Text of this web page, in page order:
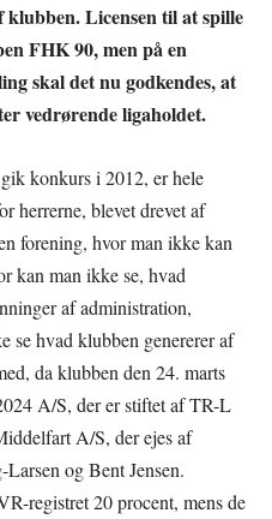
Licensen til at spille
FHK 90, men på en
skal det nu godkendes, at
vedrørende ligaholdet.
konkurs i 2012, er hele
herrerne, blevet drevet af
forening, hvor man ikke kan
kan man ikke se, hvad
af administration,
se hvad klubben genererer af
da klubben den 24. marts
A/S, der er stiftet af TR-L
A/S, der ejes af
og Bent Jensen.
registret 20 procent, mens de